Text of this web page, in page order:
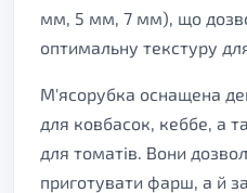
мм, 5 мм, 7 мм), що
оптимальну текстуру
М'ясорубка оснащена
для ковбасок, кеббе, а
для томатів. Вони
приготувати фарш, а й